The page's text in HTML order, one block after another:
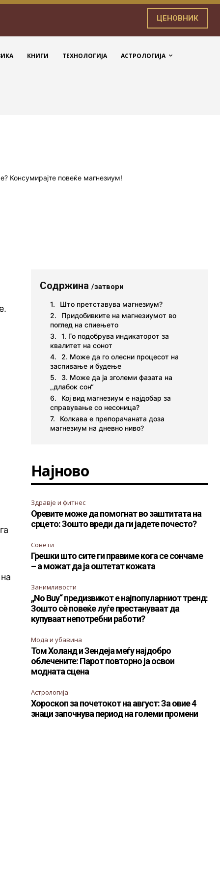
ЦЕНОВНИК
КНИГИ ТЕХНОЛОГИЈА АСТРОЛОГИЈА
Содржина/затвори
Што претставува магнезиум?
Придобивките на магнезиумот во
поглед на спиењето
1. Го подобрува индикаторот за
квалитет на сонот
2. Може да го олесни процесот на
заспивање и будење
3. Може да ја зголеми фазата на
„длабок сон“
Кој вид магнезиум е најдобар за
справување со несоница?
Колкава е препорачаната доза
магнезиум на дневно ниво?
Најново
Здравје и фитнес
Оревите може да помогнат во заштитата на
срцето: Зошто вреди да ги јадете почесто?
Совети
Грешки што сите ги правиме кога се сончаме
– а можат да ја оштетат кожата
Занимливости
„No Buy“ предизвикот е најпопуларниот тренд:
Зошто сè повеќе луѓе престануваат да
купуваат непотребни работи?
Мода и убавина
Том Холанд и Зендеја меѓу најдобро
облечените: Парот повторно ја освои
модната сцена
Астрологија
Хороскоп за почетокот на август: За овие 4
знаци започнува период на големи промени